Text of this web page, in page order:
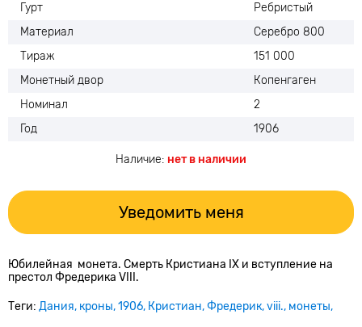
Гурт
Ребристый
Материал
Серебро 800
Тираж
151 000
Монетный двор
Копенгаген
Номинал
2
Год
1906
Наличие: нет в наличии
Уведомить меня
Юбилейная монета. Смерть Кристиана IX и вступление на
престол Фредерика VIII.
Теги: Дания кроны 1906 Кристиан Фредерик viii. монеты